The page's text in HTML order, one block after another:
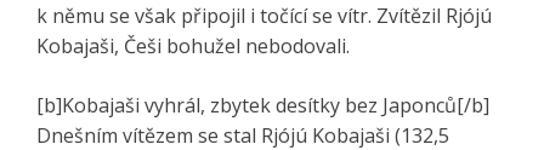
k němu se však připojil i točící se vítr. Zvítězil Rjójú
Kobajaši, Češi bohužel nebodovali.
[b]Kobajaši vyhrál, zbytek desítky bez Japonců[/b]
Dnešním vítězem se stal Rjójú Kobajaši (132,5